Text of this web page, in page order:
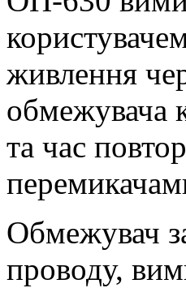
живлення
обмежувача
та час
Обмежувач
проводу,